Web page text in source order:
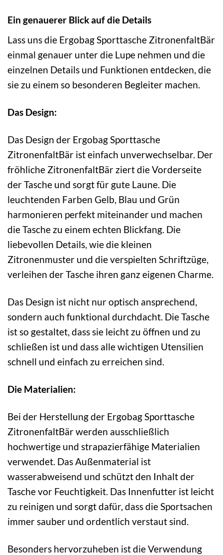
Ein genauerer Blick auf die Details
Lass uns die Ergobag Sporttasche ZitronenfaltBär
einmal genauer unter die Lupe nehmen und die
einzelnen Details und Funktionen entdecken, die
sie zu einem so besonderen Begleiter machen.
Das Design:
Das Design der Ergobag Sporttasche
ZitronenfaltBär ist einfach unverwechselbar. Der
fröhliche ZitronenfaltBär ziert die Vorderseite
der Tasche und sorgt für gute Laune. Die
leuchtenden Farben Gelb, Blau und Grün
harmonieren perfekt miteinander und machen
die Tasche zu einem echten Blickfang. Die
liebevollen Details, wie die kleinen
Zitronenmuster und die verspielten Schriftzüge,
verleihen der Tasche ihren ganz eigenen Charme.
Das Design ist nicht nur optisch ansprechend,
sondern auch funktional durchdacht. Die Tasche
ist so gestaltet, dass sie leicht zu öffnen und zu
schließen ist und dass alle wichtigen Utensilien
schnell und einfach zu erreichen sind.
Die Materialien:
Bei der Herstellung der Ergobag Sporttasche
ZitronenfaltBär werden ausschließlich
hochwertige und strapazierfähige Materialien
verwendet. Das Außenmaterial ist
wasserabweisend und schützt den Inhalt der
Tasche vor Feuchtigkeit. Das Innenfutter ist leicht
zu reinigen und sorgt dafür, dass die Sportsachen
immer sauber und ordentlich verstaut sind.
Besonders hervorzuheben ist die Verwendung